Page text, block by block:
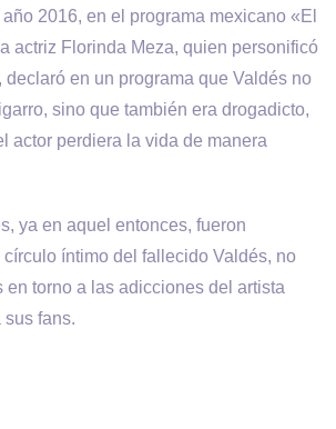
2016, en el programa mexicano «El
actriz Florinda Meza, quien personificó
en un programa que Valdés no
sino que también era drogadicto,
actor perdiera la vida de manera
ya en aquel entonces, fueron
íntimo del fallecido Valdés, no
en torno a las adicciones del artista
fans.